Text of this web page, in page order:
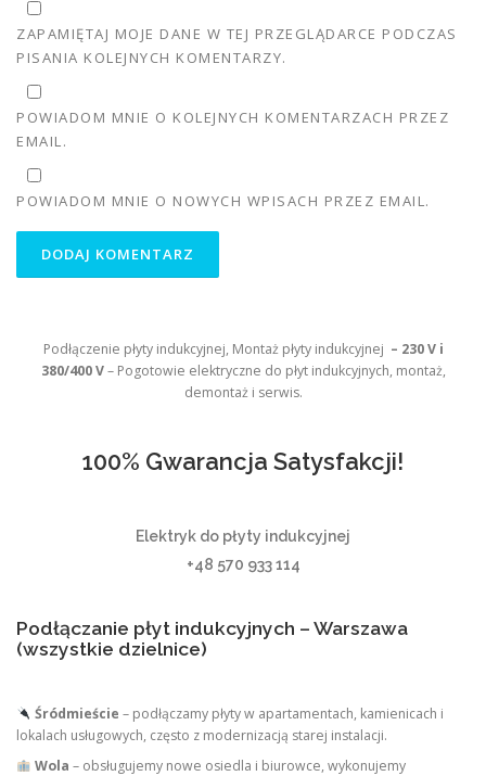
ZAPAMIĘTAJ MOJE DANE W TEJ PRZEGLĄDARCE PODCZAS
PISANIA KOLEJNYCH KOMENTARZY.
POWIADOM MNIE O KOLEJNYCH KOMENTARZACH PRZEZ
EMAIL.
POWIADOM MNIE O NOWYCH WPISACH PRZEZ EMAIL.
Podłączenie płyty indukcyjnej, Montaż płyty indukcyjnej – 230 V i
380/400 V– Pogotowie elektryczne do płyt indukcyjnych, montaż,
demontaż i serwis.
100% Gwarancja Satysfakcji!
Elektryk do płyty indukcyjnej
+48 570 933 114
Podłączanie płyt indukcyjnych – Warszawa
(wszystkie dzielnice)
Śródmieście – podłączamy płyty w apartamentach, kamienicach i
lokalach usługowych, często z modernizacją starej instalacji.
Wola – obsługujemy nowe osiedla i biurowce, wykonujemy